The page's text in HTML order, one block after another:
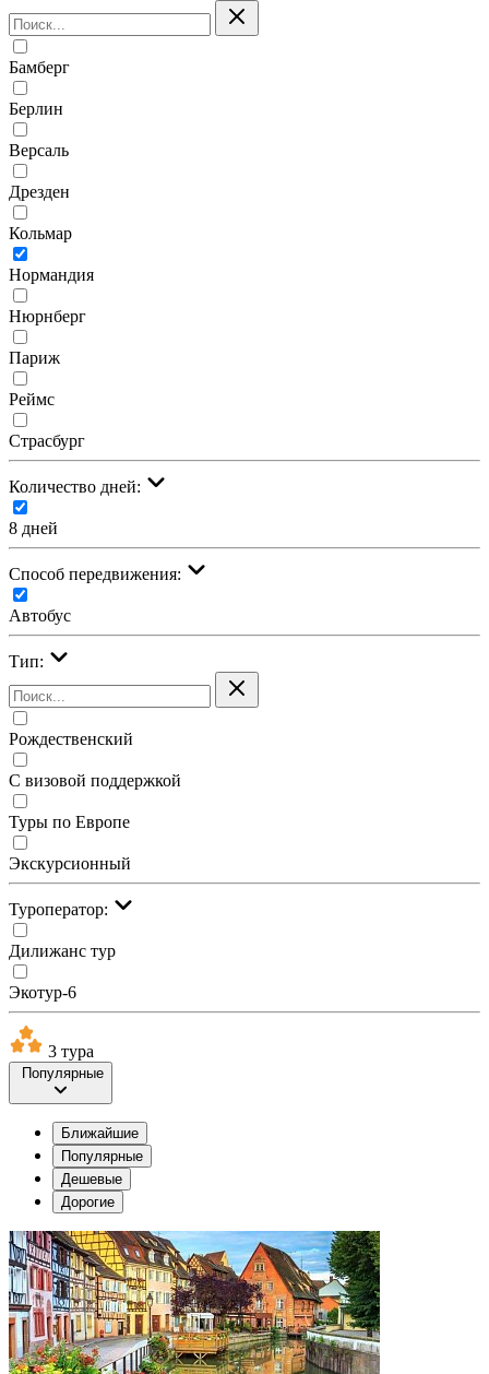
Бамберг
Берлин
Версаль
Дрезден
Кольмар
Нормандия
Нюрнберг
Париж
Реймс
Страсбург
Количество дней:
8 дней
Cпособ передвижения:
Автобус
Тип:
Рождественский
С визовой поддержкой
Туры по Европе
Экскурсионный
Туроператор:
Дилижанс тур
Экотур-6
3 тура
Популярные
Ближайшие
Популярные
Дешевые
Дорогие